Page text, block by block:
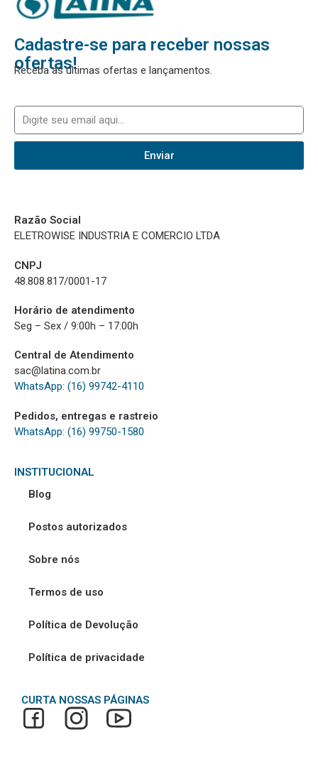
Cadastre-se para receber nossas
ofertas!
Receba as últimas ofertas e lançamentos.
Enviar
Razão Social
ELETROWISE INDUSTRIA E COMERCIO LTDA
CNPJ
48.808.817/0001-17
Horário de atendimento
Seg – Sex / 9:00h – 17:00h
Central de Atendimento
sac@latina.com.br
WhatsApp: (16) 99742-4110
Pedidos, entregas e rastreio
WhatsApp: (16) 99750-1580
INSTITUCIONAL
Blog
Postos autorizados
Sobre nós
Termos de uso
Política de Devolução
Política de privacidade
CURTA NOSSAS PÁGINAS